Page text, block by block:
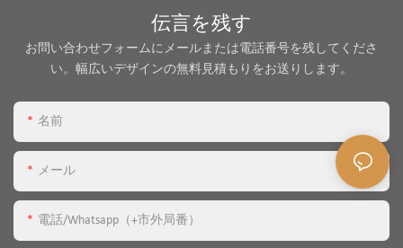
伝言を残す
お問い合わせフォームにメールまたは電話番号を残してくださ
い。幅広いデザインの無料見積もりをお送りします。
名前
メール
電話/whatsapp（+市外局番）